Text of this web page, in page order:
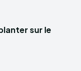
sur le